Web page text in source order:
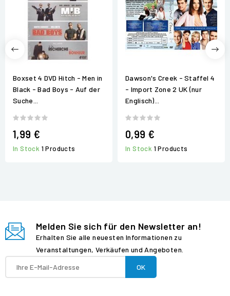
Boxset 4 DVD Hitch - Men in
Black - Bad Boys - Auf der
Suche...
1,99 €
In Stock 1 Products
Dawson's Creek - Staffel 4
- Import Zone 2 UK (nur
Englisch)...
0,99 €
In Stock 1 Products
Melden Sie sich für den Newsletter an!
Erhalten Sie alle neuesten Informationen zu
Veranstaltungen, Verkäufen und Angeboten.